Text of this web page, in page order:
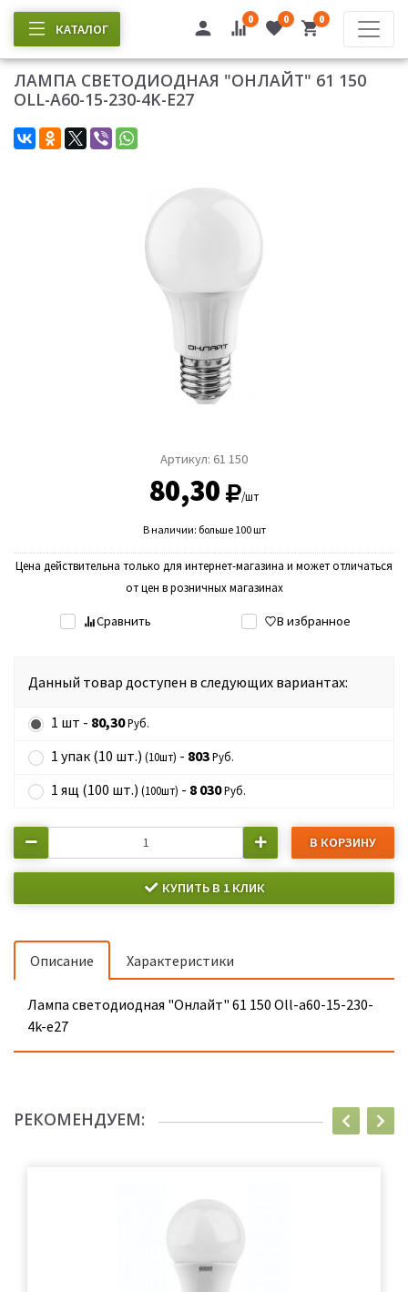
КАТАЛОГ
0 0 0
ЛАМПА СВЕТОДИОДНАЯ "ОНЛАЙТ" 61 150
ОLL-A60-15-230-4K-E27
Артикул: 61 150
80,30 /шт
В наличии: больше 100 шт
Цена действительна только для интернет-магазина и может отличаться
от цен в розничных магазинах
Сравнить В избранное
Данный товар доступен в следующих вариантах:
1 шт - 80,30Руб.
1 упак (10 шт.) (10шт) - 803Руб.
1 ящ (100 шт.) (100шт) - 8 030Руб.
В КОРЗИНУ
КУПИТЬ В 1 КЛИК
Описание Характеристики
Лампа светодиодная "Онлайт" 61 150 Оll-a60-15-230-
4k-e27
РЕКОМЕНДУЕМ: